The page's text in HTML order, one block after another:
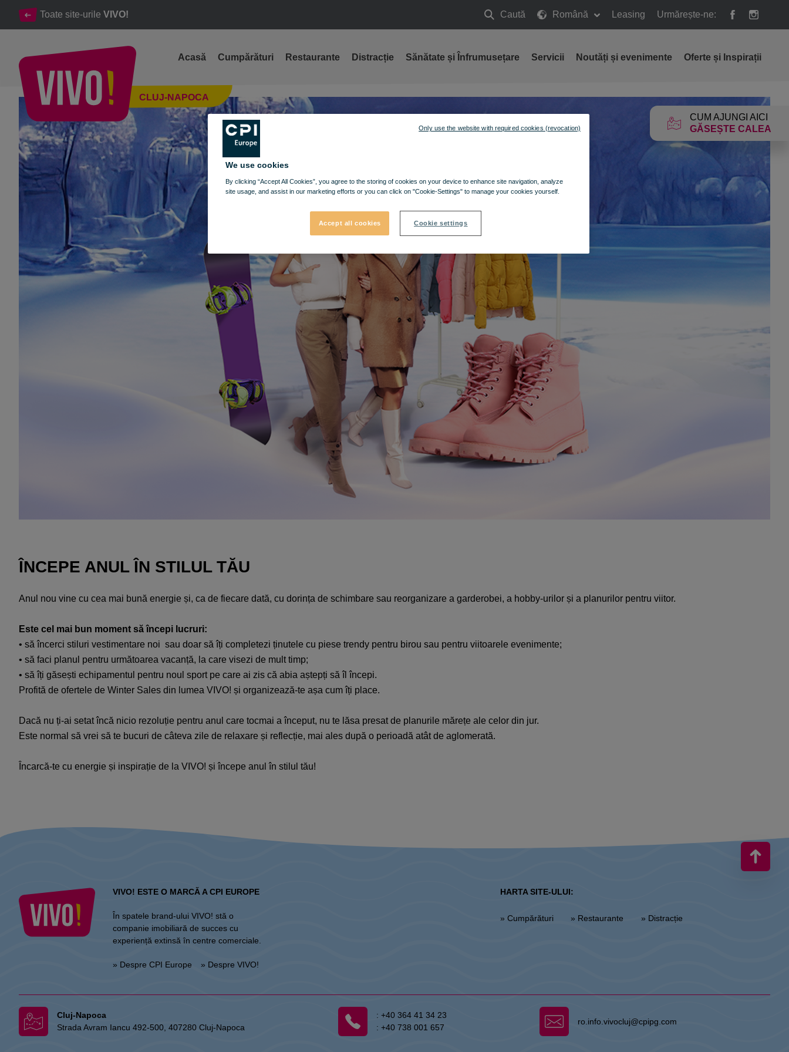
Toate site-urile VIVO! Caută
Caută
Română Leasing Urmărește-ne:
CUM AJUNGI AICI
GĂSEȘTE CALEA
Cluj-Napoca
CLUJ-NAPOCA
Acasă Cumpărături Restaurante Distracție Sănătate și Înfrumusețare Servicii Noutăți și evenimente Oferte și Inspirații
ÎNCEPE ANUL ÎN STILUL TĂU
ÎNCEPE ANUL ÎN STILUL TĂU
Anul nou vine cu cea mai bună energie și, ca de fiecare dată, cu dorința de schimbare sau reorganizare a garderobei, a hobby-urilor și a planurilor pentru viitor.
Este cel mai bun moment să începi lucruri:
• să încerci stiluri vestimentare noi sau doar să îți completezi ținutele cu piese trendy pentru birou sau pentru viitoarele evenimente;
• să faci planul pentru următoarea vacanță, la care visezi de mult timp;
• să îți găsești echipamentul pentru noul sport pe care ai zis că abia aștepți să îl începi.
Profită de ofertele de Winter Sales din lumea VIVO! și organizează-te așa cum îți place.
Dacă nu ți-ai setat încă nicio rezoluție pentru anul care tocmai a început, nu te lăsa presat de planurile mărețe ale celor din jur.
Este normal să vrei să te bucuri de câteva zile de relaxare și reflecție, mai ales după o perioadă atât de aglomerată.
Încarcă-te cu energie și inspirație de la VIVO! și începe anul în stilul tău!
VIVO! ESTE O MARCĂ A CPI EUROPE
În spatele brand-ului VIVO! stă o
companie imobiliară de succes cu
experiență extinsă în centre comerciale.
» Despre CPI Europe » Despre VIVO!
HARTA SITE-ULUI:
» Cumpărături » Restaurante » Distracție
Cluj-Napoca
Strada Avram Iancu 492-500, 407280 Cluj-Napoca
: +40 364 41 34 23
: +40 738 001 657
ro.info.vivocluj@cpipg.com
We use cookies
By clicking “Accept All Cookies”, you agree to the storing of cookies on your device to enhance site navigation, analyze
site usage, and assist in our marketing efforts or you can click on "Cookie-Settings" to manage your cookies yourself.
Accept all cookies Cookie settings
Only use the website with required cookies (revocation)